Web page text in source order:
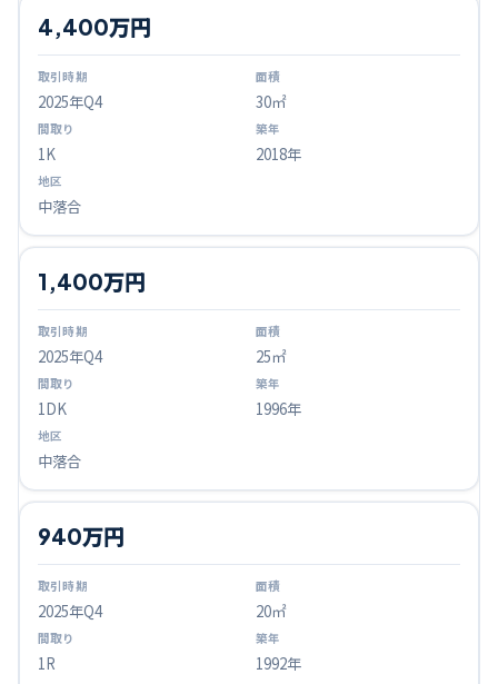
2025年Q4
4,400万円
30㎡
1K 2018年
中落合
2025年Q4
1,400万円
25㎡
1DK 1996年
中落合
2025年Q4
940万円
20㎡
1R 1992年